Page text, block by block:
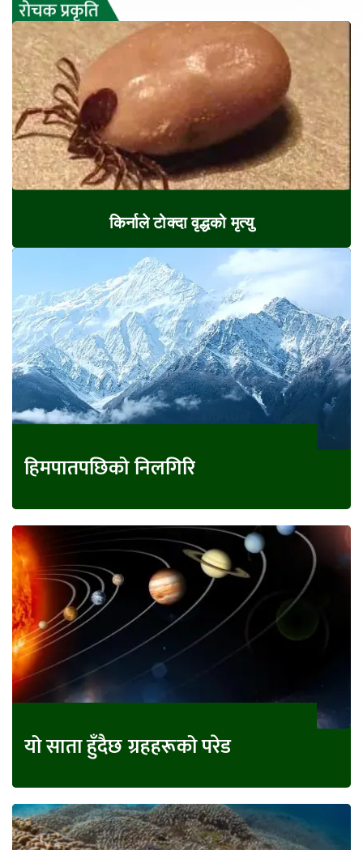
किर्नाले टोक्दा वृद्धको मृत्यु
हिमपातपछिको निलगिरि
यो साता हुँदैछ ग्रहहरूको परेड